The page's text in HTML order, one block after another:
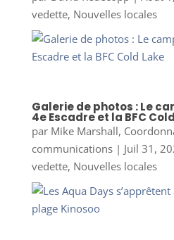
vedette, Nouvelles locales
Galerie de photos : Le
4e Escadre et la BFC
par Mike Marshall,
communications| Juil 31,
vedette, Nouvelles locales